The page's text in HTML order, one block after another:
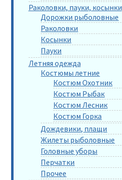
Раколовки, пауки, косынки
Дорожки рыболовные
Раколовки
Косынки
Пауки
Летняя одежда
Костюмы летние
Костюм Охотник
Костюм Рыбак
Костюм Лесник
Костюм Горка
Дождевики, плащи
Жилеты рыболовные
Головные уборы
Перчатки
Прочее